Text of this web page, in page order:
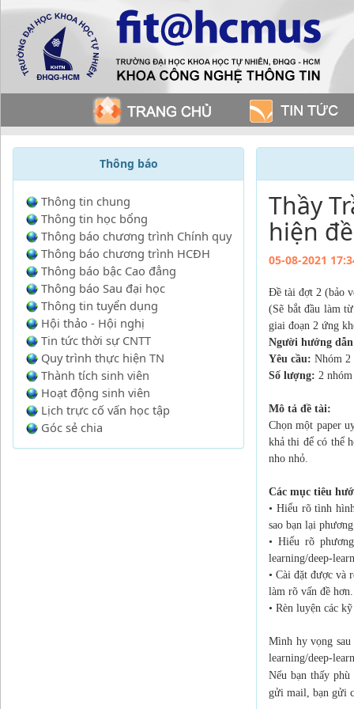
Thông báo
Thông tin chung
Thông tin học bổng
Thông báo chương trình Chính quy
Thông báo chương trình HCĐH
Thông báo bậc Cao đẳng
Thông báo Sau đại học
Thông tin tuyển dụng
Hội thảo - Hội nghị
Tin tức thời sự CNTT
Quy trình thực hiện TN
Thành tích sinh viên
Hoạt động sinh viên
Lịch trực cố vấn học tập
Góc sẻ chia
Thầy
hiện
05-08-2021
Đề tài đợt 2 (bảo
(Sẽ bắt đầu làm
giai đoạn 2 ứng
Người hướng
Yêu cầu: Nhóm 2
Số lượng: 2 nhóm
Mô tả đề tài:
Chọn một paper
khả thi để có thể
nho nhỏ.
Các mục tiêu
• Hiểu rõ tình
sao bạn lại
• Hiểu rõ
learning/deep-
• Cài đặt được và
làm rõ vấn đề hơn.
• Rèn luyện các
Mình hy vọng
learning/deep-
Nếu bạn thấy
gửi mail, bạn gửi